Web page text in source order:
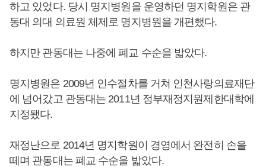
하고 있었다. 당시 명지병원을 운영하던 명지학원은 관
동대 의대 의료원 체제로 명지병원을 개편했다.
하지만 관동대는 나중에 폐교 수순을 밟았다.
명지병원은 2009년 인수절차를 거쳐 인천사랑의료재단
에 넘어갔고 관동대는 2011년 정부재정지원제한대학에
지정됐다.
재정난으로 2014년 명지학원이 경영에서 완전히 손을
떼며 관동대는 폐교 수순을 밟았다.